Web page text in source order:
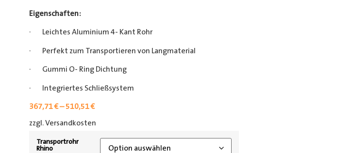
Eigenschaften:
· Leichtes Aluminium 4- Kant Rohr
· Perfekt zum Transportieren von Langmaterial
· Gummi O- Ring Dichtung
· Integriertes Schließsystem
367,71€–510,51€
zzgl. Versandkosten
Transportrohr
Rhino